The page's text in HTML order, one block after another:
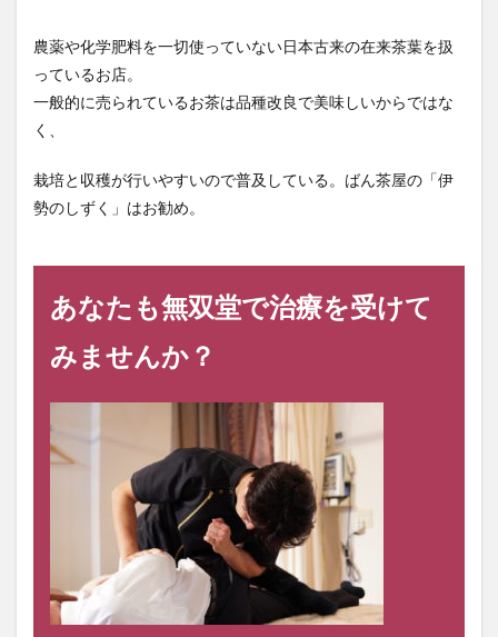
農薬や化学肥料を一切使っていない日本古来の在来茶葉を扱
っているお店。
一般的に売られているお茶は品種改良で美味しいからではな
く、
栽培と収穫が行いやすいので普及している。ばん茶屋の「伊
勢のしずく」はお勧め。
あなたも無双堂で治療を受けて
みませんか？